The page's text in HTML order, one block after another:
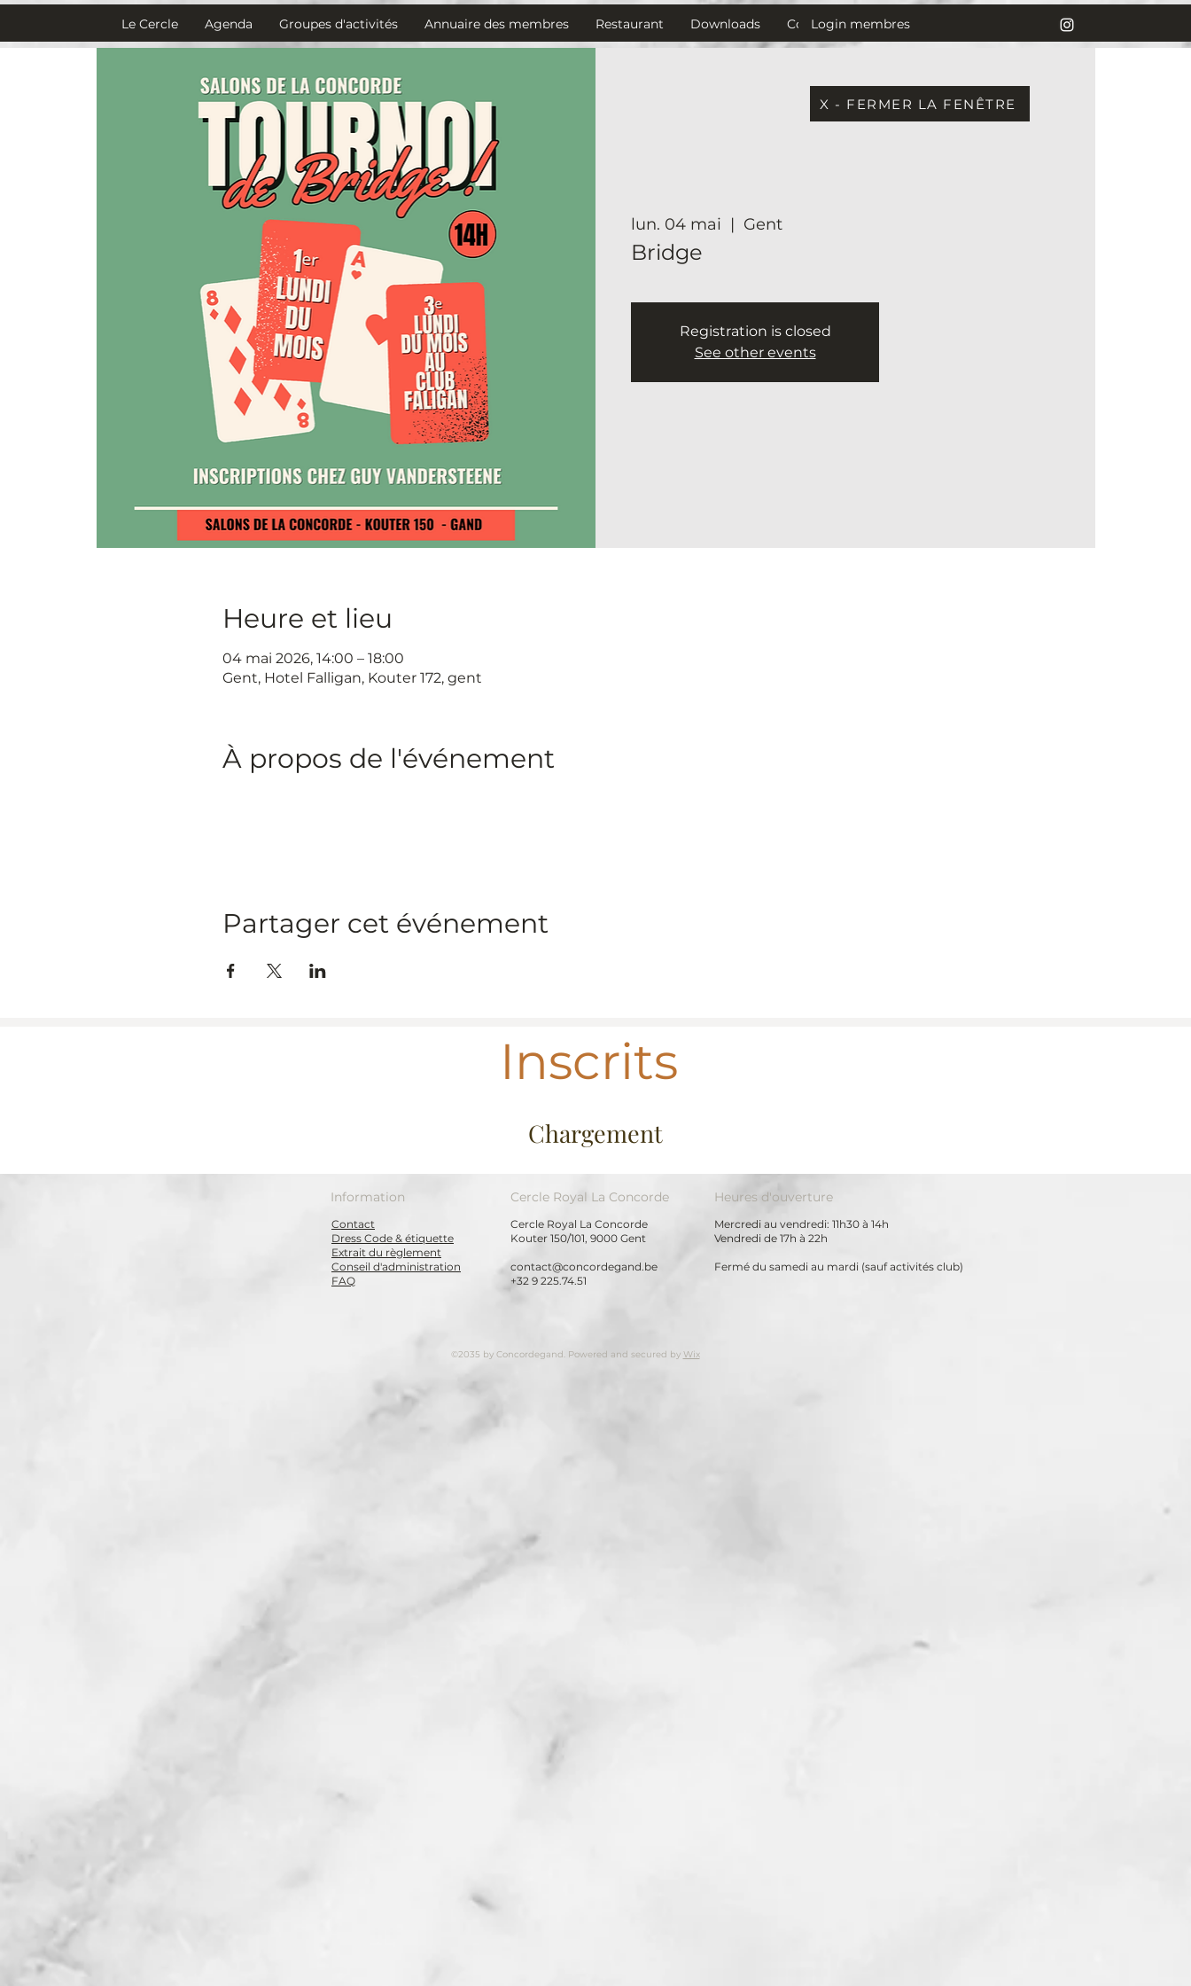
Le Cercle Agenda Groupes d'activités Annuaire des membres Restaurant Downloads ContactLogin membres
lun. 04 mai
  |
Gent
Bridge
Registration is closed
See other events
Heure et lieu
04 mai 2026, 14:00 – 18:00
Gent, Hotel Falligan, Kouter 172, gent
À propos de l'événement
Partager cet événement
X - FERMER LA FENÊTRE
Inscrits
Chargement
Information Heures d'ouverture
Cercle Royal La Concorde
Contact
Dress Code & étiquette
Extrait du règlement
Conseil d'administration
FAQ
Mercredi au vendredi: 11h30 à 14h
Vendredi de 17h à 22h
Fermé du samedi au mardi (sauf activités club)
Cercle Royal La Concorde
Kouter 150/101, 9000 Gent
contact@concordegand.be
+32 9 225.74.51
©2035 by Concordegand. Powered and secured by Wix